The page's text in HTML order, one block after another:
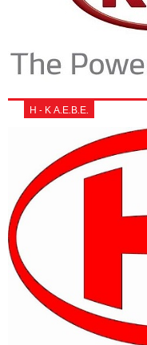
Η - Κ Α.Ε.Β.Ε.